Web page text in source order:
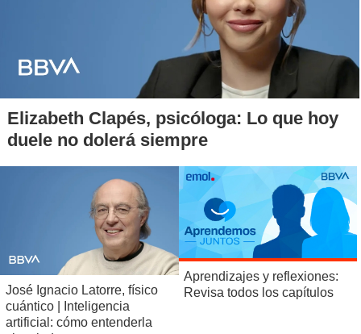
Elizabeth Clapés, psicóloga: Lo que hoy
duele no dolerá siempre
José Ignacio Latorre, físico
cuántico | Inteligencia
artificial: cómo entenderla
Aprendizajes y reflexiones:
Revisa todos los capítulos